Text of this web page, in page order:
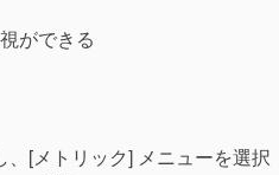
ができる
[メトリック] メニューを選択